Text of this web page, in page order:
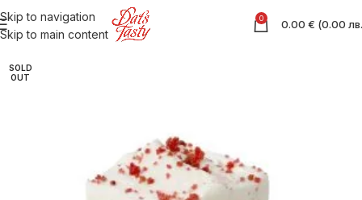
Skip to navigation
Skip to main content
0 0.00 € (0.00 лв.
SOLD
OUT